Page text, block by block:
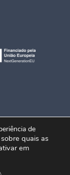
de
quais as
em